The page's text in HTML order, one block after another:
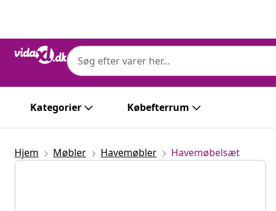
Kategorier Købefterrum
Hjem Møbler Havemøbler Havemøbelsæt